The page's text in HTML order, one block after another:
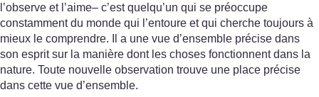
l’observe et l’aime– c’est quelqu’un qui se préoccupe
constamment du monde qui l’entoure et qui cherche toujours à
mieux le comprendre. Il a une vue d’ensemble précise dans
son esprit sur la manière dont les choses fonctionnent dans la
nature. Toute nouvelle observation trouve une place précise
dans cette vue d’ensemble.